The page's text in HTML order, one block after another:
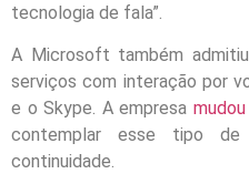
tecnologia de fala”.
A Microsoft também
serviços com interação por
e o Skype. A empresa
contemplar esse tipo de
continuidade.